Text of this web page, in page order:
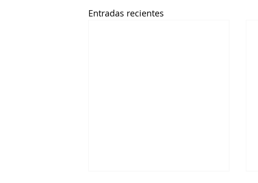
Entradas recientes